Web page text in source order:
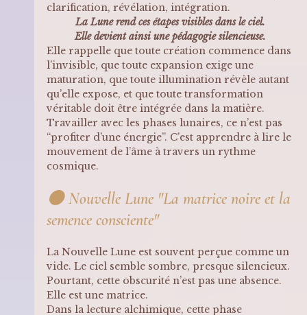
clarification, révélation, intégration.
La Lune rend ces étapes visibles dans le ciel.
Elle devient ainsi une pédagogie silencieuse.
Elle rappelle que toute création commence dans
l’invisible, que toute expansion exige une
maturation, que toute illumination révèle autant
qu’elle expose, et que toute transformation
véritable doit être intégrée dans la matière.
Travailler avec les phases lunaires, ce n’est pas
“profiter d’une énergie”. C’est apprendre à lire le
mouvement de l’âme à travers un rythme
cosmique.
🌑 Nouvelle Lune "La matrice noire et la
semence consciente"
La Nouvelle Lune est souvent perçue comme un
vide. Le ciel semble sombre, presque silencieux.
Pourtant, cette obscurité n’est pas une absence.
Elle est une matrice.
Dans la lecture alchimique, cette phase